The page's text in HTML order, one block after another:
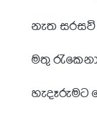
නැත සරසවි
මතු
හැදෑරුමට